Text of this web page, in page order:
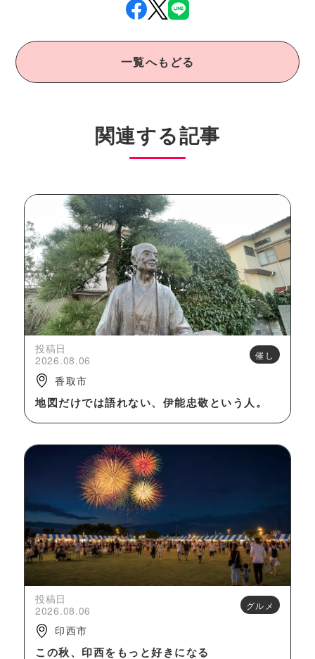
一覧へもどる
関連する記事
投稿日
2026.08.06
催し
香取市
地図だけでは語れない、伊能忠敬という人。
投稿日
2026.08.06
グルメ
印西市
この秋、印西をもっと好きになる